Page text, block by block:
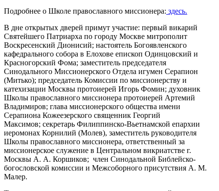
Подробнее о Школе православного миссионера: здесь.
В дне открытых дверей примут участие: первый викарий
Святейшего Патриарха по городу Москве митрополит
Воскресенский Дионисий; настоятель Богоявленского
кафедрального собора в Елохове епископ Одинцовский и
Красногорский Фома; заместитель председателя
Синодального Миссионерского Отдела игумен Серапион
(Митько); председатель Комиссии по миссионерству и
катехизации Москвы протоиерей Игорь Фомин; духовник
Школы православного миссионера протоиерей Артемий
Владимиров; глава миссионерского общества имени
Серапиона Кожеезерского священник Георгий
Максимов; секретарь Филиппинско-Вьетнамской епархии
иеромонах Корнилий (Молев), заместитель руководителя
Школы православного миссионера, ответственный за
миссионерское служение в Центральном викриатстве г.
Москвы А. А. Коршиков; член Синодальной Библейско-
богословской комиссии и Межсоборного присутствия А. М.
Малер.